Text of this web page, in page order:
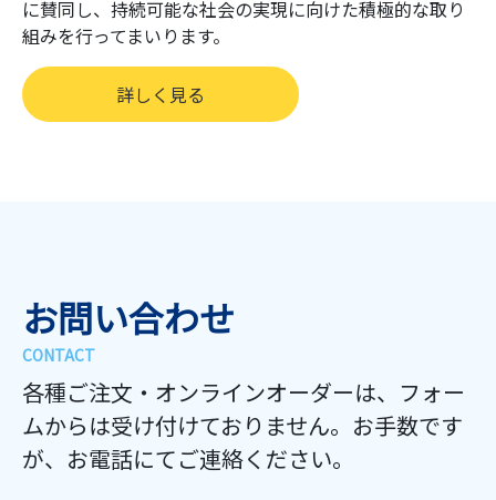
に賛同し、持続可能な社会の実現に向けた積極的な取り
組みを行ってまいります。
詳しく見る
お問い合わせ
各種ご注⽂・オンラインオーダーは、フォー
ムからは受け付けておりません。お⼿数です
が、お電話にてご連絡ください。